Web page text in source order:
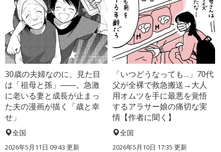
30歳の夫婦なのに、見た目
は「祖母と孫」――。急激
に老いる妻と成長が止まっ
た夫の漫画が描く「歳と幸
せ」
全国
2026年5月11日 09:43 更新
「いつどうなっても…」70代
父が全裸で救急搬送→大人
用オムツを手に最悪を覚悟
するアラサー娘の痛切な実
情【作者に聞く】
全国
2026年5月10日 17:35 更新